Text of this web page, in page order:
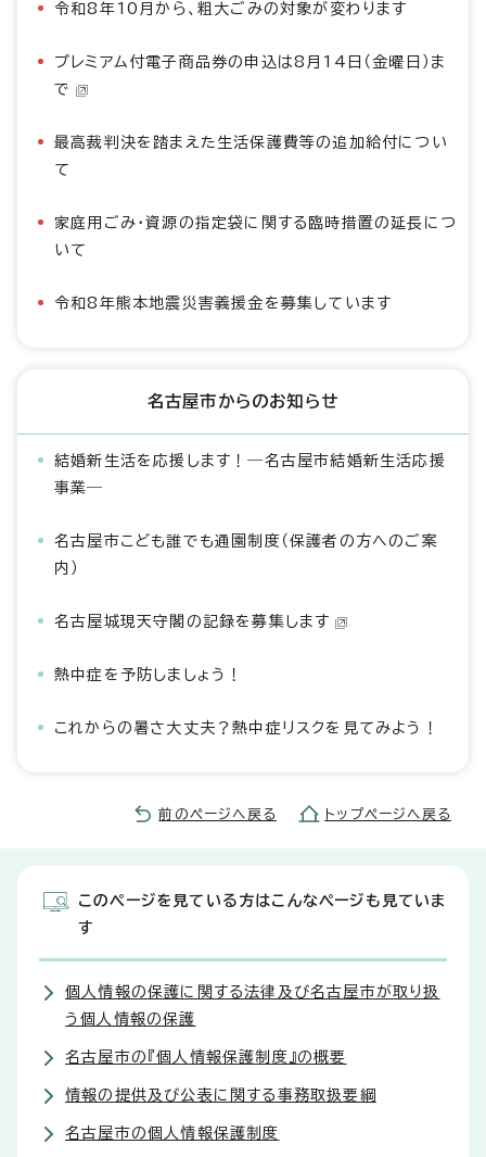
令和8年10月から、粗大ごみの対象が変わります
プレミアム付電子商品券の申込は8月14日（金曜日）ま
で
最高裁判決を踏まえた生活保護費等の追加給付につい
て
家庭用ごみ・資源の指定袋に関する臨時措置の延長につ
いて
令和8年熊本地震災害義援金を募集しています
名古屋市からのお知らせ
結婚新生活を応援します！―名古屋市結婚新生活応援
事業―
名古屋市こども誰でも通園制度（保護者の方へのご案
内）
名古屋城現天守閣の記録を募集します
熱中症を予防しましょう！
これからの暑さ大丈夫？熱中症リスクを見てみよう！
前のページへ戻る トップページへ戻る
このページを見ている方はこんなページも見ていま
す
個人情報の保護に関する法律及び名古屋市が取り扱
う個人情報の保護
名古屋市の『個人情報保護制度』の概要
情報の提供及び公表に関する事務取扱要綱
名古屋市の個人情報保護制度